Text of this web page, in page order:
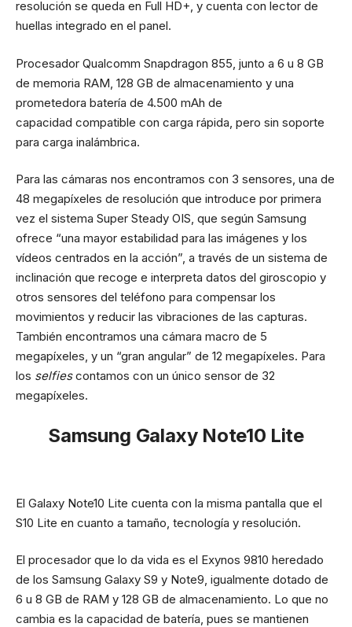
resolución se queda en Full HD+, y cuenta con lector de
huellas integrado en el panel.
Procesador Qualcomm Snapdragon 855, junto a 6 u 8 GB
de memoria RAM, 128 GB de almacenamiento y una
prometedora batería de 4.500 mAh de
capacidad compatible con carga rápida, pero sin soporte
para carga inalámbrica.
Para las cámaras nos encontramos con 3 sensores, una de
48 megapíxeles de resolución que introduce por primera
vez el sistema Super Steady OIS, que según Samsung
ofrece “una mayor estabilidad para las imágenes y los
vídeos centrados en la acción”, a través de un sistema de
inclinación que recoge e interpreta datos del giroscopio y
otros sensores del teléfono para compensar los
movimientos y reducir las vibraciones de las capturas.
También encontramos una cámara macro de 5
megapíxeles, y un “gran angular” de 12 megapíxeles. Para
los selfiescontamos con un único sensor de 32
megapíxeles.
Samsung Galaxy Note10 Lite
El Galaxy Note10 Lite cuenta con la misma pantalla que el
S10 Lite en cuanto a tamaño, tecnología y resolución.
El procesador que lo da vida es el Exynos 9810 heredado
de los Samsung Galaxy S9 y Note9, igualmente dotado de
6 u 8 GB de RAM y 128 GB de almacenamiento. Lo que no
cambia es la capacidad de batería, pues se mantienen